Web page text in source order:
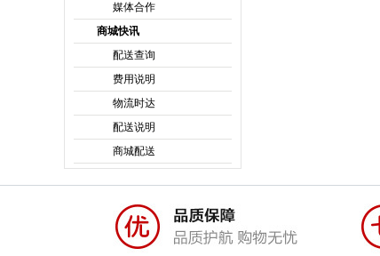
媒体合作
商城快讯
配送查询
费用说明
物流时达
配送说明
商城配送